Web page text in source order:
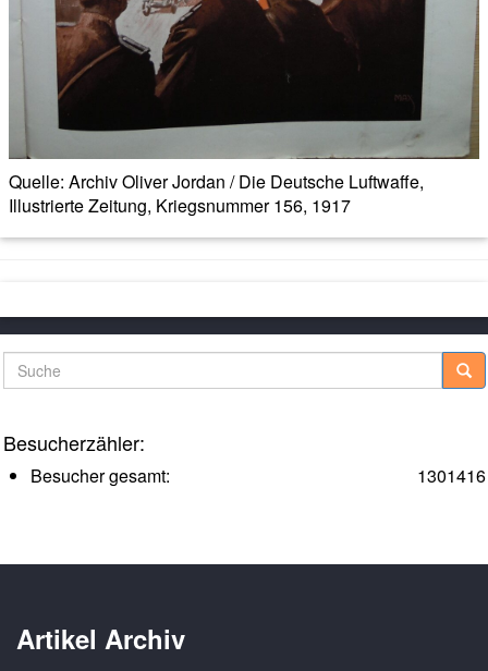
Quelle: Archiv Oliver Jordan / Die Deutsche Luftwaffe,
Illustrierte Zeitung, Kriegsnummer 156, 1917
Suche
Besucherzähler:
1301416
Besucher gesamt:
Artikel Archiv